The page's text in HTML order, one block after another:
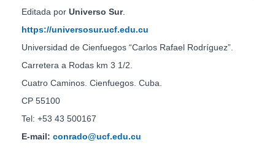
Editada por Universo Sur.
https://universosur.ucf.edu.cu
Universidad de Cienfuegos “Carlos Rafael Rodríguez”.
Carretera a Rodas km 3 1/2.
Cuatro Caminos. Cienfuegos. Cuba.
CP 55100
Tel: +53 43 500167
E-mail: conrado@ucf.edu.cu